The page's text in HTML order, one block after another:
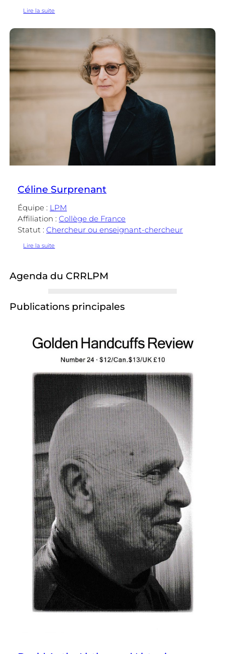
Lire la suite
Céline Surprenant
Équipe : LPM
Affiliation :Collège de France
Statut :Chercheur ou enseignant-chercheur
Lire la suite
Agenda du CRRLPM
Publications principales